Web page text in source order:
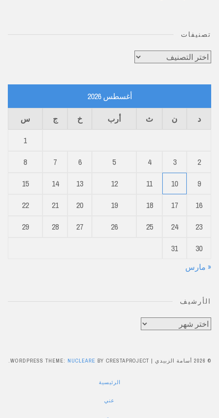
تصنيفات
تصنيفات
أغسطس 2026
د ن ث أرب خ ج
س
1
2
3
4
5
6
7
8
9
10
11
12
13
14
15
16
17
18
19
20
21
22
23
24
25
26
27
28
29
30
31
« مارس
الأرشيف
الأرشيف
© 2026 أسامة الزبيدي |
WORDPRESS THEME: NUCLEARE BY CRESTAPROJECT.
الرئيسية
عني